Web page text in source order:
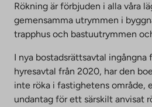
Rökning är förbjuden i alla våra
gemensamma utrymmen i
trapphus och bastuutrymmen
I nya bostadsrättsavtal ingångna
hyresavtal från 2020, har den
inte röka i fastighetens område,
undantag för ett särskilt anvisat